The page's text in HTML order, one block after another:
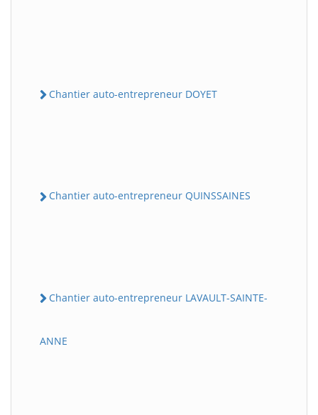
Chantier auto-entrepreneur DOYET
Chantier auto-entrepreneur QUINSSAINES
Chantier auto-entrepreneur LAVAULT-SAINTE-
ANNE